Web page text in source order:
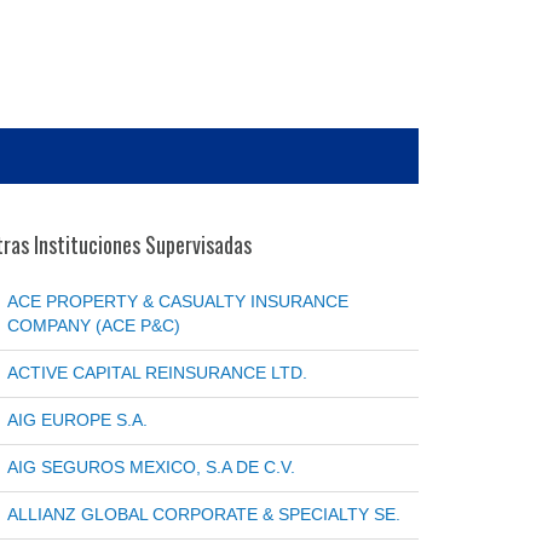
Instituciones Supervisadas
ACE PROPERTY & CASUALTY INSURANCE
COMPANY (ACE P&C)
ACTIVE CAPITAL REINSURANCE LTD.
AIG EUROPE S.A.
AIG SEGUROS MEXICO, S.A DE C.V.
ALLIANZ GLOBAL CORPORATE & SPECIALTY SE.